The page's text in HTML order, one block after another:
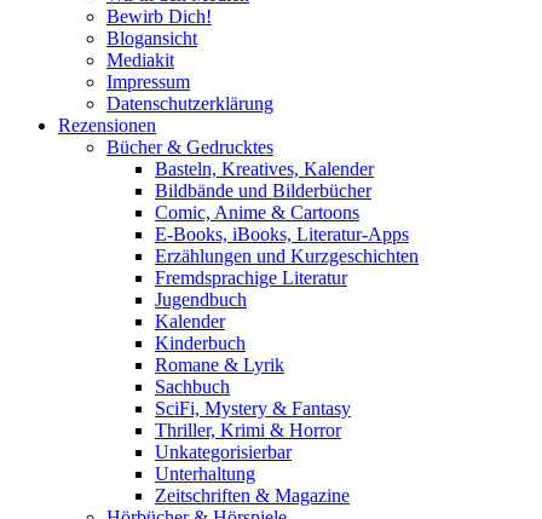
Bewirb Dich!
Blogansicht
Mediakit
Impressum
Datenschutzerklärung
Rezensionen
Bücher & Gedrucktes
Basteln, Kreatives, Kalender
Bildbände und Bilderbücher
Comic, Anime & Cartoons
E-Books, iBooks, Literatur-Apps
Erzählungen und Kurzgeschichten
Fremdsprachige Literatur
Jugendbuch
Kalender
Kinderbuch
Romane & Lyrik
Sachbuch
SciFi, Mystery & Fantasy
Thriller, Krimi & Horror
Unkategorisierbar
Unterhaltung
Zeitschriften & Magazine